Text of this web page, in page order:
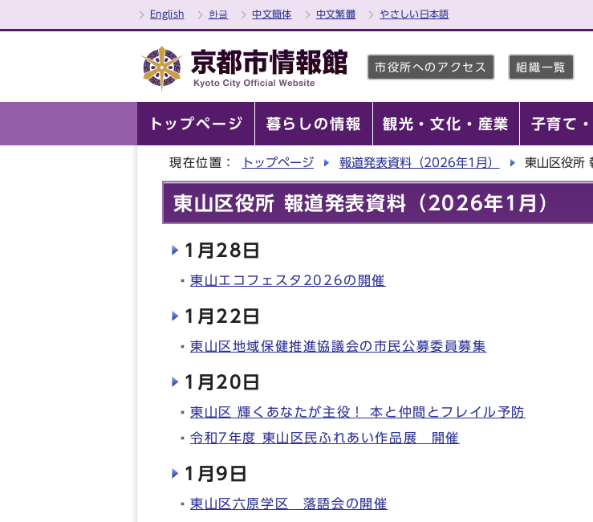
English 한글 中文簡体 中文繁體 やさしい日本語
市役所へのアクセス 組織一覧
トップページ 暮らしの情報 観光・文化・産業 子育て
現在位置： トップページ 報道発表資料（2026年1月） 東山区役所
東山区役所 報道発表資料（2026年1月）
1月28日
東山エコフェスタ2026の開催
1月22日
東山区地域保健推進協議会の市民公募委員募集
1月20日
東山区 輝くあなたが主役！ 本と仲間とフレイル予防
令和7年度 東山区民ふれあい作品展 開催
1月9日
東山区六原学区 落語会の開催